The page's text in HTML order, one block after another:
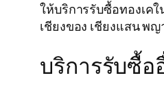
ให้บริการรับซื้อทองเคใ
เชียงของ เชียงแสน พ
บริการรับซื้อ